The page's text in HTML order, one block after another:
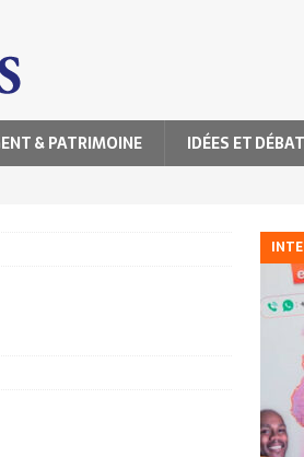
& PATRIMOINE IDÉES ET